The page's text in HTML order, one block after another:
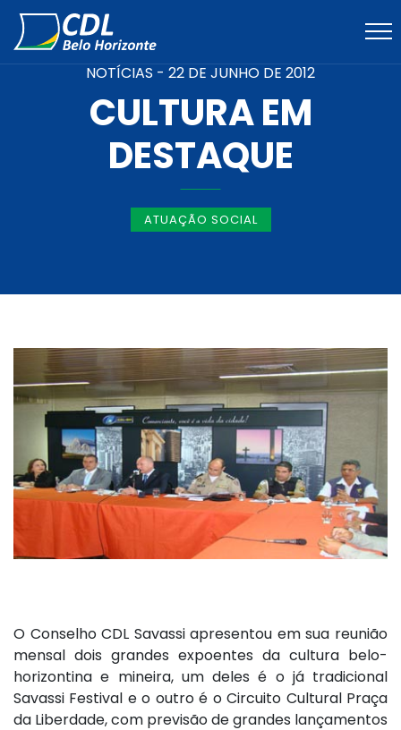
NOTÍCIAS - 22 DE JUNHO DE 2012
CULTURA EM
DESTAQUE
ATUAÇÃO SOCIAL
O Conselho CDL Savassi apresentou em sua reunião
mensal dois grandes expoentes da cultura belo-
horizontina e mineira, um deles é o já tradicional
Savassi Festival e o outro é o Circuito Cultural Praça
da Liberdade, com previsão de grandes lançamentos